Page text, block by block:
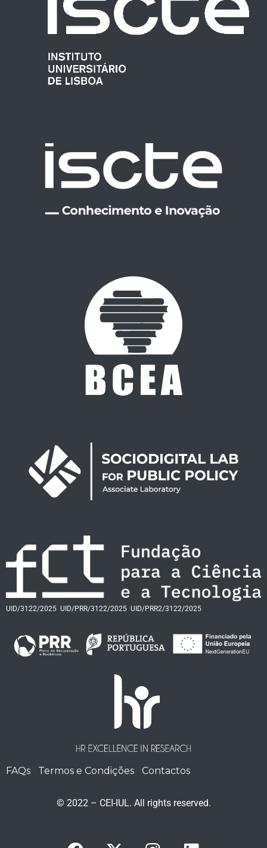
UID/3122/2025 UID/PRR/3122/2025 UID/PRR2/3122/2025
FAQs Termos e Condições Contactos
© 2022 – CEI-IUL. All rights reserved.